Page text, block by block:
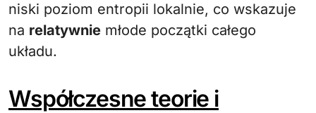
niski poziom entropii lokalnie, co wskazuje
na relatywnie młode początki całego
układu.
Współczesne teorie i